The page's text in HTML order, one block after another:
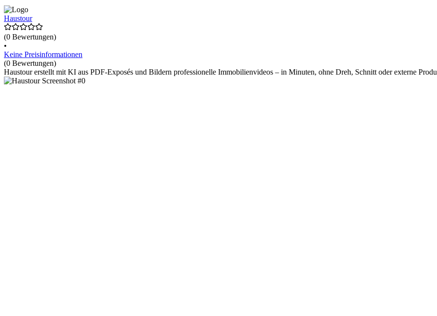
Haustour
(0 Bewertungen)
•
Keine Preisinformationen
(0 Bewertungen)
Haustour erstellt mit KI aus PDF-Exposés und Bildern professionelle Immobilienvideos – in Minuten, ohne Dreh, Schnitt oder externe